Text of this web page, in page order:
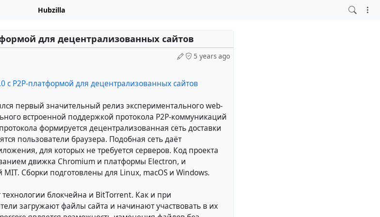
Hubzilla
для децентрализованных сайтов
5 years ago
с P2P-платформой для децентрализованных сайтов
первый значительный релиз экспериментального web-
встроенной поддержкой протокола P2P-коммуникаций
формируется децентрализованная сеть доставки
пользователи браузера. Подобная сеть даёт
для которых не требуется серверов. Код проекта
движка Chromium и платформы Electron, и
Сборки подготовлены для Linux, macOS и Windows.
блокчейна и BitTorrent. Как и при
загружают файлы сайта и начинают участвовать в их